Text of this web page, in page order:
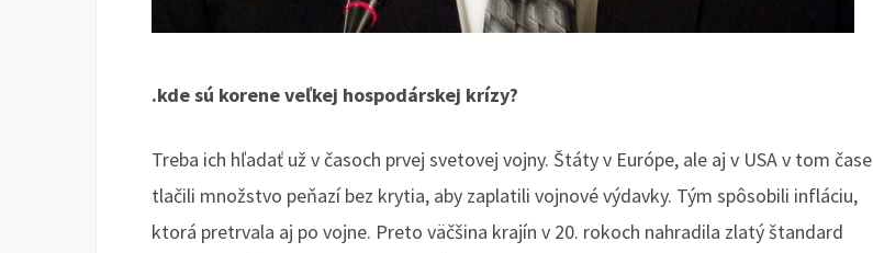
.kde sú korene veľkej hospodárskej krízy?
Treba ich hľadať už v časoch prvej svetovej vojny. Štáty v Európe, ale aj v USA v tom čase
tlačili množstvo peňazí bez krytia, aby zaplatili vojnové výdavky. Tým spôsobili infláciu,
ktorá pretrvala aj po vojne. Preto väčšina krajín v 20. rokoch nahradila zlatý štandard